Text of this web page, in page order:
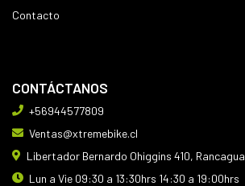
Contacto
CONTÁCTANOS
+56944577809
Ventas@xtremebike.cl
Libertador Bernardo Ohiggins 410, Rancagua
Lun a Vie 09:30 a 13:30hrs 14:30 a 19:00hrs